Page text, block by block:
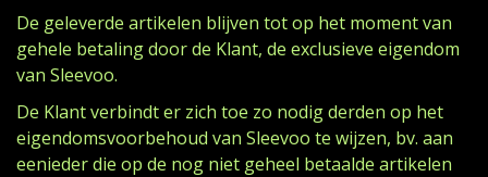
De geleverde artikelen blijven tot op het moment van
gehele betaling door de Klant, de exclusieve eigendom
van Sleevoo.
De Klant verbindt er zich toe zo nodig derden op het
eigendomsvoorbehoud van Sleevoo te wijzen, bv. aan
eenieder die op de nog niet geheel betaalde artikelen